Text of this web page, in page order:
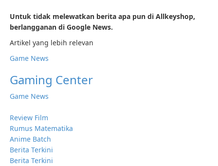
Untuk tidak melewatkan berita apa pun di Allkeyshop,
berlangganan di Google News.
Artikel yang lebih relevan
Game News
Gaming Center
Game News
Review Film
Rumus Matematika
Anime Batch
Berita Terkini
Berita Terkini